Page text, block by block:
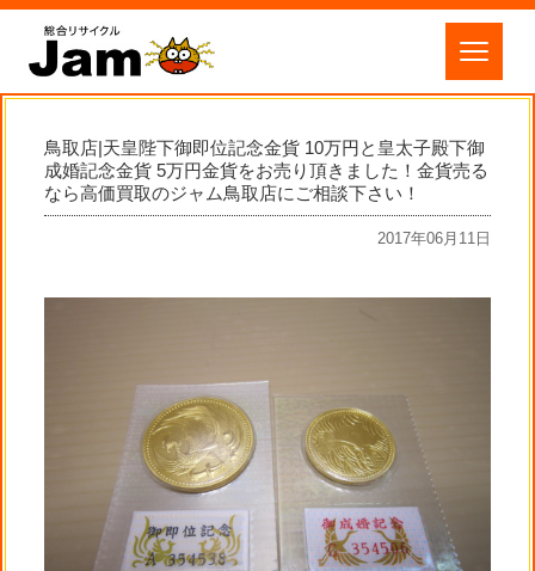
鳥取店|天皇陛下御即位記念金貨 10万円と皇太子殿下御
成婚記念金貨 5万円金貨をお売り頂きました！金貨売る
なら高価買取のジャム鳥取店にご相談下さい！
2017年06月11日